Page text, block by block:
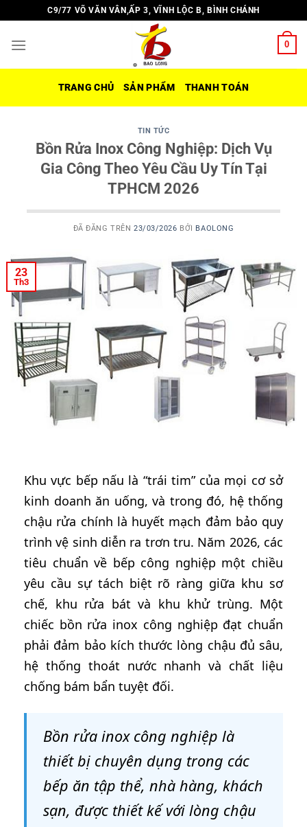
đến
nội
C9/77 VÕ VĂN VÂN,ẤP 3, VĨNH LỘC B, BÌNH CHÁNH
0
TRANG CHỦ SẢN PHẨM THANH TOÁN
TIN TỨC
Bồn Rửa Inox Công Nghiệp: Dịch Vụ
Gia Công Theo Yêu Cầu Uy Tín Tại
TPHCM 2026
ĐÃ ĐĂNG TRÊN 23/03/2026 BỞI BAOLONG
23
Th3
Khu vực bếp nấu là “trái tim” của mọi cơ sở
kinh doanh ăn uống, và trong đó, hệ thống
chậu rửa chính là huyết mạch đảm bảo quy
trình vệ sinh diễn ra trơn tru. Năm 2026, các
tiêu chuẩn về bếp công nghiệp một chiều
yêu cầu sự tách biệt rõ ràng giữa khu sơ
chế, khu rửa bát và khu khử trùng. Một
chiếc bồn rửa inox công nghiệp đạt chuẩn
phải đảm bảo kích thước lòng chậu đủ sâu,
hệ thống thoát nước nhanh và chất liệu
chống bám bẩn tuyệt đối.
Bồn rửa inox công nghiệp là
thiết bị chuyên dụng trong các
bếp ăn tập thể, nhà hàng, khách
sạn, được thiết kế với lòng chậu